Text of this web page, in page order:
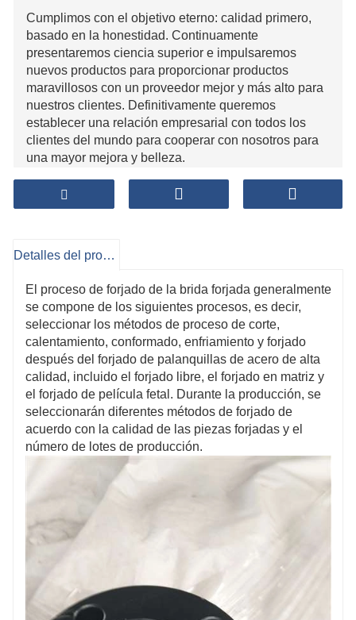
Cumplimos con el objetivo eterno: calidad primero,
basado en la honestidad. Continuamente
presentaremos ciencia superior e impulsaremos
nuevos productos para proporcionar productos
maravillosos con un proveedor mejor y más alto para
nuestros clientes. Definitivamente queremos
establecer una relación empresarial con todos los
clientes del mundo para cooperar con nosotros para
una mayor mejora y belleza.
Detalles del producto
El proceso de forjado de la brida forjada generalmente
se compone de los siguientes procesos, es decir,
seleccionar los métodos de proceso de corte,
calentamiento, conformado, enfriamiento y forjado
después del forjado de palanquillas de acero de alta
calidad, incluido el forjado libre, el forjado en matriz y
el forjado de película fetal. Durante la producción, se
seleccionarán diferentes métodos de forjado de
acuerdo con la calidad de las piezas forjadas y el
número de lotes de producción.